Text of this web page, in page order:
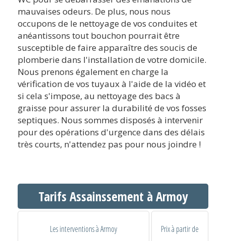
mauvaises odeurs. De plus, nous nous
occupons de le nettoyage de vos conduites et
anéantissons tout bouchon pourrait être
susceptible de faire apparaître des soucis de
plomberie dans l'installation de votre domicile.
Nous prenons également en charge la
vérification de vos tuyaux à l'aide de la vidéo et
si cela s'impose, au nettoyage des bacs à
graisse pour assurer la durabilité de vos fosses
septiques. Nous sommes disposés à intervenir
pour des opérations d'urgence dans des délais
très courts, n'attendez pas pour nous joindre !
Tarifs Assainssement à Armoy
Les interventions à Armoy Prix à partir de